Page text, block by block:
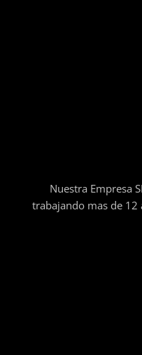
Nuestra Empresa
trabajando mas de 12